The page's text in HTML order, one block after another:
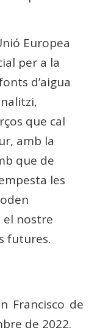
Europea
per a la
d’aigua
que cal
amb la
que de
les
nostre
futures.
Francisco de
de 2022.